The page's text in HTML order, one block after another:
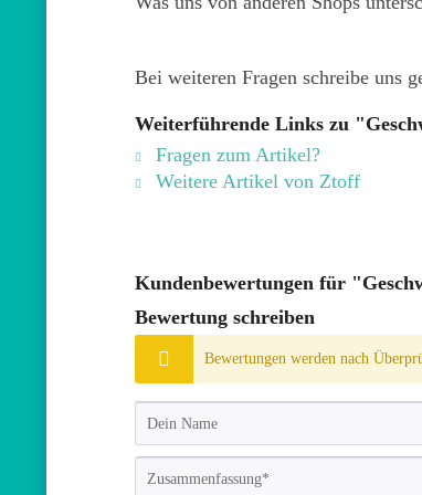
Bei weiteren Fragen schreibe uns
Weiterführende Links zu
Fragen zum Artikel?
Weitere Artikel von Ztoff
Kundenbewertungen für
Bewertung schreiben
Bewertungen werden nach